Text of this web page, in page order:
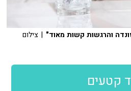
והרגשות קשות מאוד" | צילום
קטעים